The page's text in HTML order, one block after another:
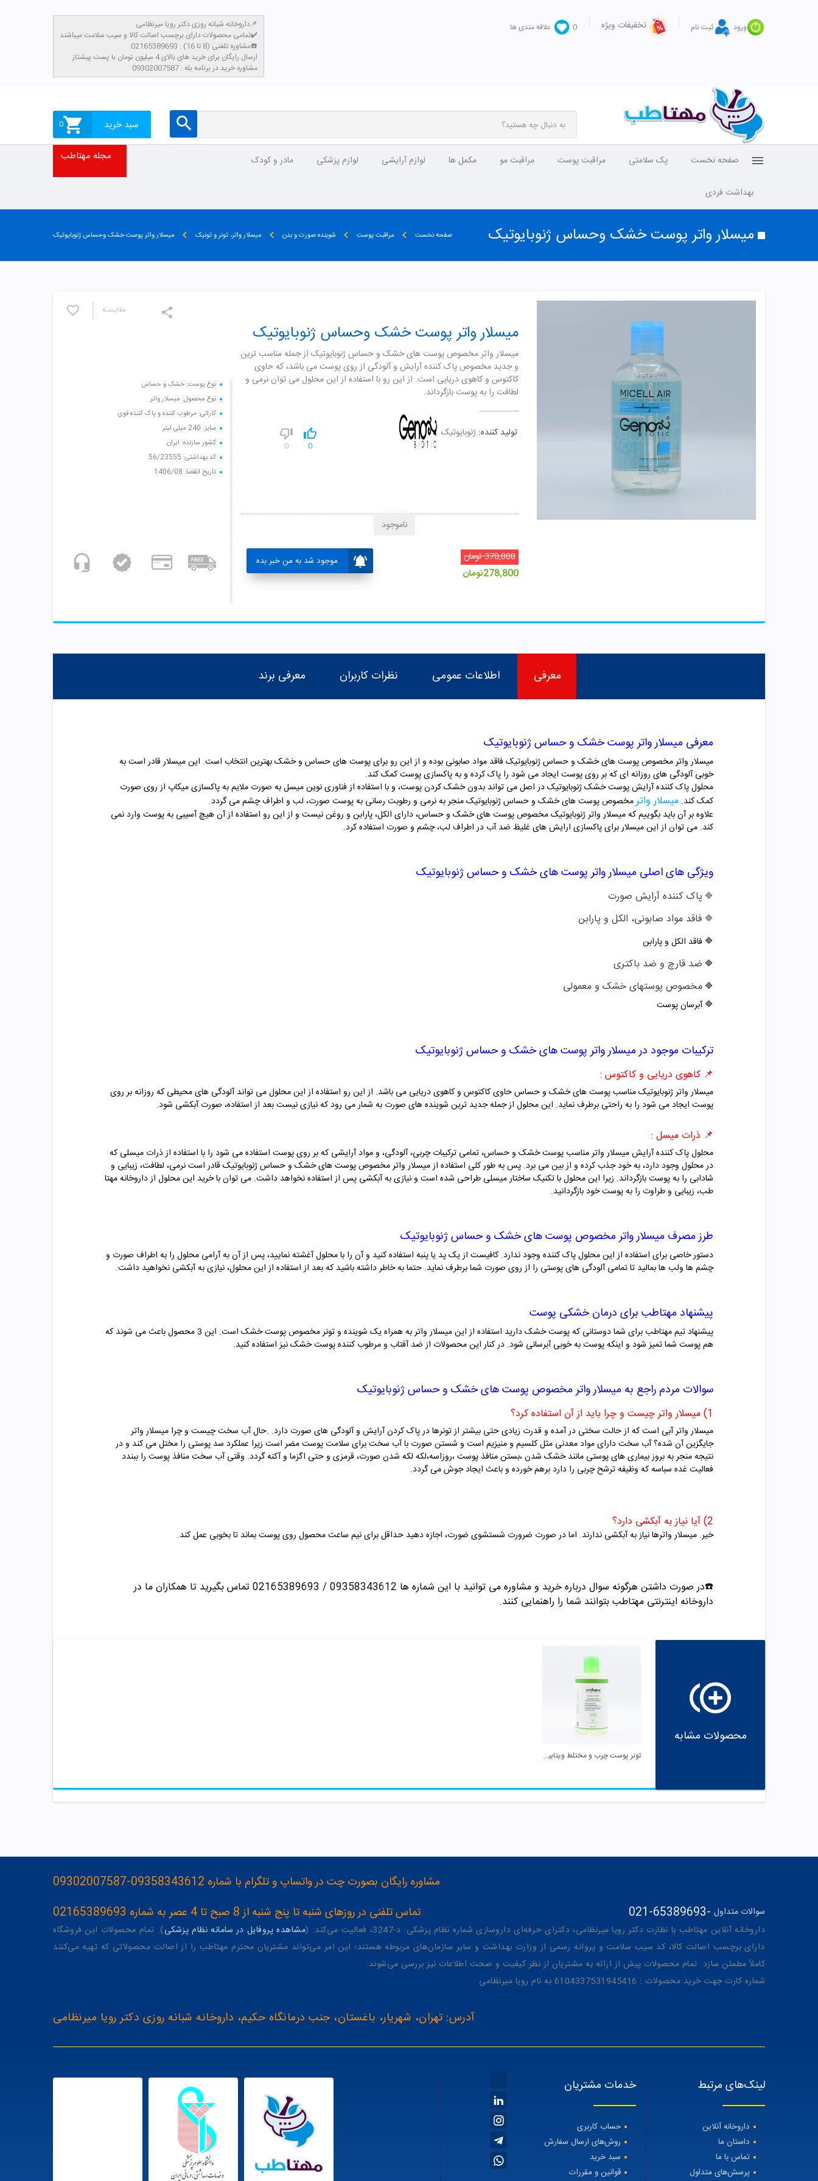
ورود ثبت نام تخفیفات ویژه 0 علاقه مندی ها
داروخانه شبانه روزی دکتر رویا میرنظامی📌
تمامی محصولات دارای برچسب اصالت کالا و سیب سلامت میباشند✔️
مشاوره تلفنی (8 تا 16) : 02165389693☎️
​ارسال رایگان برای خرید های بالای 4 میلیون تومان با پست پیشتاز
مشاوره خرید در برنامه بله : 09302007587
سبد خرید 0
صفحه نخست پک سلامتی مراقبت پوست مراقبت مو مکمل ها لوازم آرایشی لوازم پزشکی مادر و کودک
بهداشت فردی
مجله مهتاطب
میسلار واتر پوست خشک وحساس ژنوبایوتیک صفحه نخست مراقبت پوست شوینده صورت و بدن میسلار واتر، تونر و تونیک میسلار واتر پوست خشک وحساس ژنوبایوتیک
مقایسـه
نوع پوست: خشک و حساس
نوع محصول: میسلار واتر
کارائی: مرطوب کننده و پاک کننده قوی
سایز: 240 میلی لیتر
کشور سازنده: ایران
کد بهداشتی: 56/23555
تاریخ انقضا: 1406/08
میسلار واتر پوست خشک وحساس ژنوبایوتیک
میسلار واتر مخصوص پوست های خشک و حساس ژنوبایوتیک از جمله مناسب ترین
و جدید مخصوص پاک کننده آرایش و آلودگی از روی پوست می باشد، که حاوی
کاکتوس و کاهوی دریایی است. از این رو با استفاده از این محلول می توان نرمی و
لطافت را به پوست بازگرداند.
تولید کننده: ژنوبایوتیک
0
0
370,000تومان
278,800تومان
موجود شد به من خبر بده
ناموجود
معرفی اطلاعات عمومی نظرات کاربران معرفی برند
معرفی میسلار واتر پوست خشک و حساس ژنوبایوتیک
میسلار واتر مخصوص پوست های خشک و حساس ژنوبایوتیک فاقد مواد صابونی بوده و از این رو برای پوست های حساس و خشک بهترین انتخاب است. این میسلار قادر است به
خوبی آلودگی های روزانه ای که بر روی پوست ایجاد می شود را پاک کرده و به پاکسازی پوست کمک کند.
محلول پاک کننده آرایش پوست خشک ژنوبایوتیک در اصل می تواند بدون خشک کردن پوست، و با استفاده از فناوری نوین میسل به صورت ملایم به پاکسازی میکاپ از روی صورت
کمک کند. میسلار واترمخصوص پوست های خشک و حساس ژنوبایوتیک منجر به نرمی و رطوبت رسانی به پوست صورت، لب و اطراف چشم می گردد.
علاوه بر آن باید بگوییم که میسلار واتر ژنوبایوتیک مخصوص پوست های خشک و حساس، دارای الکل، پارابن و روغن نیست و از این رو استفاده از آن هیچ آسیبی به پوست وارد نمی
کند. می توان از این میسلار برای پاکسازی ارایش های غلیظ ضد آب در اطراف لب، چشم و صورت استفاده کرد.
ویژگی های اصلی میسلار واترپوست های خشک و حساس ژنوبایوتیک
🔷 پاک کننده آرایش صورت
🔷 فاقد مواد صابونی، الکل و پارابن
🔷 فاقد الکل و پارابن
🔷 ضد قارچ و ضد باکتری
🔷 مخصوص پوستهای خشک و معمولی
🔷 آبرسان پوست
ترکیبات موجود در میسلار واتر پوست های خشک و حساس ژنوبایوتیک
📌 کاهوی دریایی و کاکتوس :
میسلار واتر ژنوبایوتیک مناسب پوست های خشک و حساس حاوی کاکتوس و کاهوی دریایی می باشد. از این رو استفاده از این محلول می تواند آلودگی های محیطی که روزانه بر روی
پوست ایجاد می شود را به راحتی برطرف نماید. این محلول از جمله جدید ترین شوینده های صورت به شمار می رود که نیازی نیست بعد از استفاده، صورت آبکشی شود.
📌 ذرات میسل :
محلول پاک کننده آرایش میسلار واتر مناسب پوست خشک و حساس، تمامی ترکیبات چربی، آلودگی، و مواد آرایشی که بر روی پوست استفاده می شود را با استفاده از ذرات میسلی که
در محلول وجود دارد، به خود جذب کرده و از بین می برد. پس به طور کلی استفاده از میسلار واتر مخصوص پوست های خشک و حساس ژنوبایوتیک قادر است نرمی، لطافت، زیبایی و
شادابی را به پوست بازگرداند. زیرا این محلول با تکنیک ساختار میسلی طراحی شده است و نیازی به آبکشی پس از استفاده نخواهد داشت. می توان با خرید این محلول از داروخانه مهتا
طب، زیبایی و طراوت را به پوست خود بازگردانید.
طرز مصرف میسلار واتر مخصوص پوست های خشک و حساس ژنوبایوتیک
دستور خاصی برای استفاده از این محلول پاک کننده وجود ندارد. کافیست از یک پد یا پنبه استفاده کنید و آن را با محلول آغشته نمایید، پس از آن به آرامی محلول را به اطراف صورت و
چشم ها ولب ها بمالید تا تمامی آلودگی های پوستی را از روی صورت شما برطرف نماید. حتما به خاطر داشته باشید که بعد از استفاده از این محلول، نیازی به آبکشی نخواهید داشت.
پیشنهاد مهتاطب برای درمان خشکی پوست
پیشنهاد تیم مهتاطب برای شما دوستانی که پوست خشک دارید استفاده از این میسلار واتر به همراه یک شوینده و تونر مخصوص پوست خشک است. این 3 محصول باعث می شوند که
هم پوست شما تمیز شود و اینکه پوست به خوبی آبرسانی شود. در کنار این محصولات از ضد آفتاب و مرطوب کننده پوست خشک نیز استفاده کنید.
سوالات مردم راجع به میسلار واترمخصوص پوست های خشک و حساس ژنوبایوتیک
1) میسلار واتر چیست و چرا باید از آن استفاده کرد؟
میسلار واتر آبی است که از حالت سختی در آمده و قدرت زیادی حتی بیشتر از تونرها در پاک کردن آرایش و آلودگی های صورت دارد. .حال آب سخت چیست و چرا میسلار واتر
جایگزین آن شده؟ آب سخت دارای مواد معدنی مثل کلسیم و منیزیم است و شستن صورت با آب سخت برای سلامت پوست مضر است زیرا عملکرد سد پوستی را مختل می کند و در
نتیجه منجر به بروز بیماری های پوستی مانند خشک شدن ،بستن منافذ پوست ،روزاسه،لکه لکه شدن صورت، قرمزی و حتی اگزما و آکنه گردد. وقتی آب سخت منافذ پوست را ببندد
فعالیت غده سباسه که وظیفه ترشح چربی را دارد برهم خورده و باعث ایجاد جوش می گردد.
2) آیا نیاز به آبکشی دارد؟
خیر. میسلار واترها نیاز به آبکشی ندارند. اما در صورت ضرورت شستشوی ضورت، اجازه دهید حداقل برای نیم ساعت محصول روی پوست بماند تا بخوبی عمل کند.
☎️در صورت داشتن هرگونه سوال درباره خرید و مشاوره می توانید با این شماره ها 09358343612 / 02165389693
تماس بگیرید تا همکاران ما در
داروخانه اینترنتی مهتاطب بتوانند شما را راهنمایی کنند.
محصولات مشابه
تونر پوست چرب و مختلط ویتابیکس
مشاوره رایگان بصورت چت در واتساپ و تلگرام با شماره 09358343612-09302007587
تماس تلفنی در روزهای شنبه تا پنج شنبه از 8 صبح تا 4 عصر به شماره 02165389693
021-65389693 سوالات متداول -
داروخانه آنلاین مهتاطب با نظارت دکتر رویا میرنظامی، دکترای حرفه‌ای داروسازی شماره نظام پزشکی: د-3247، فعالیت می‌کند. ( مشاهده پروفایل در سامانه نظام پزشکی). تمام محصولات این فروشگاه
دارای برچسب اصالت کالا، کد سیب سلامت و پروانه رسمی از وزارت بهداشت و سایر سازمان‌های مربوطه هستند؛ این امر می‌تواند مشتریان محترم مهتاطب را از اصالت محصولاتی که تهیه می‌کنند
کاملاً مطمئن سازد. تمام محصولات پیش از ارائه به مشتریان از نظر کیفیت و صحت اطلاعات نیز بررسی می‌شوند.
شماره کارت جهت خرید محصولات : 6104337531945416 به نام رویا میرنظامی
آدرس: تهران، شهریار، باغستان، جنب درمانگاه حکیم، داروخانه شبانه روزی دکتر رویا میرنظامی
لینک‌های مرتبط
داروخانه آنلاین
داستان ما
تماس با ما
پرسش‌های متداول
خدمات مشتریان
حساب کاربری
روش‌های ارسال سفارش
سبد خرید
قوانین و مقررات